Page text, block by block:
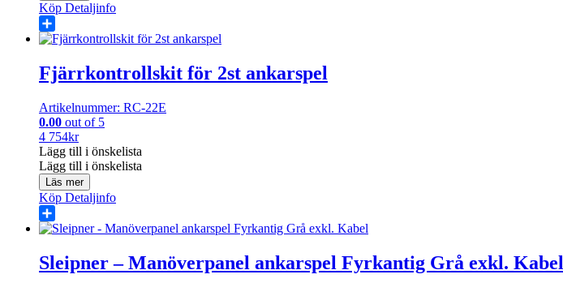
Köp Detaljinfo
Share
Fjärrkontrollskit för 2st ankarspel
Artikelnummer: RC-22E
0.00 out of 5
4 754kr
Lägg till i önskelista
Lägg till i önskelista
Läs mer
Köp Detaljinfo
Share
Sleipner – Manöverpanel ankarspel Fyrkantig Grå exkl. Kabel